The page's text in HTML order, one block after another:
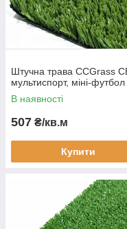
Штучна трава CCGrass
мультиспорт, міні-футбол
В наявності
507 ₴/кв.м
Купити